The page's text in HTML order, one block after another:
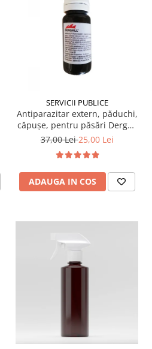
SERVICII PUBLICE
Antiparazitar extern, păduchi,
căpuşe, pentru păsări Dergall
10 ml
37,00 Lei25,00 Lei
ADAUGA IN COS